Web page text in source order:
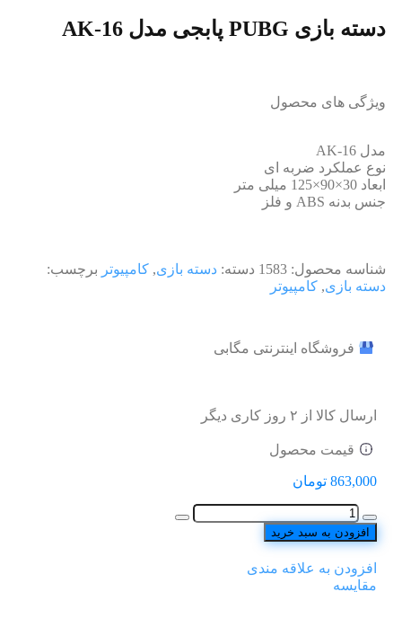
دسته بازی PUBG پابجی مدل AK-16
ویژگی های محصول
مدل AK-16
نوع عملکرد ضربه ای
ابعاد 30×90×125 میلی متر
جنس بدنه ABS و فلز
شناسه محصول: 1583 دسته: دسته بازی, کامپیوتر برچسب:
دسته بازی, کامپیوتر
فروشگاه اینترنتی مگابی
ارسال کالا از ۲ روز کاری دیگر
قیمت محصول
863,000 تومان
افزودن به سبد خرید
افزودن به علاقه مندی
مقایسه